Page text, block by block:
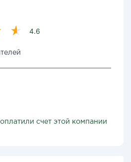
4.6
счет этой компании